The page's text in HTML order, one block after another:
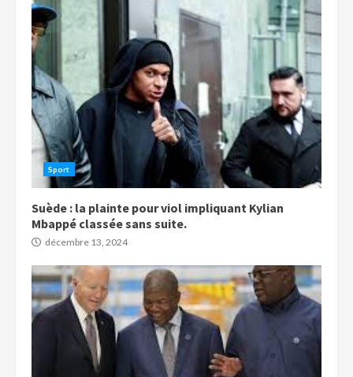
Sport
Suède : la plainte pour viol impliquant Kylian
Mbappé classée sans suite.
décembre 13, 2024